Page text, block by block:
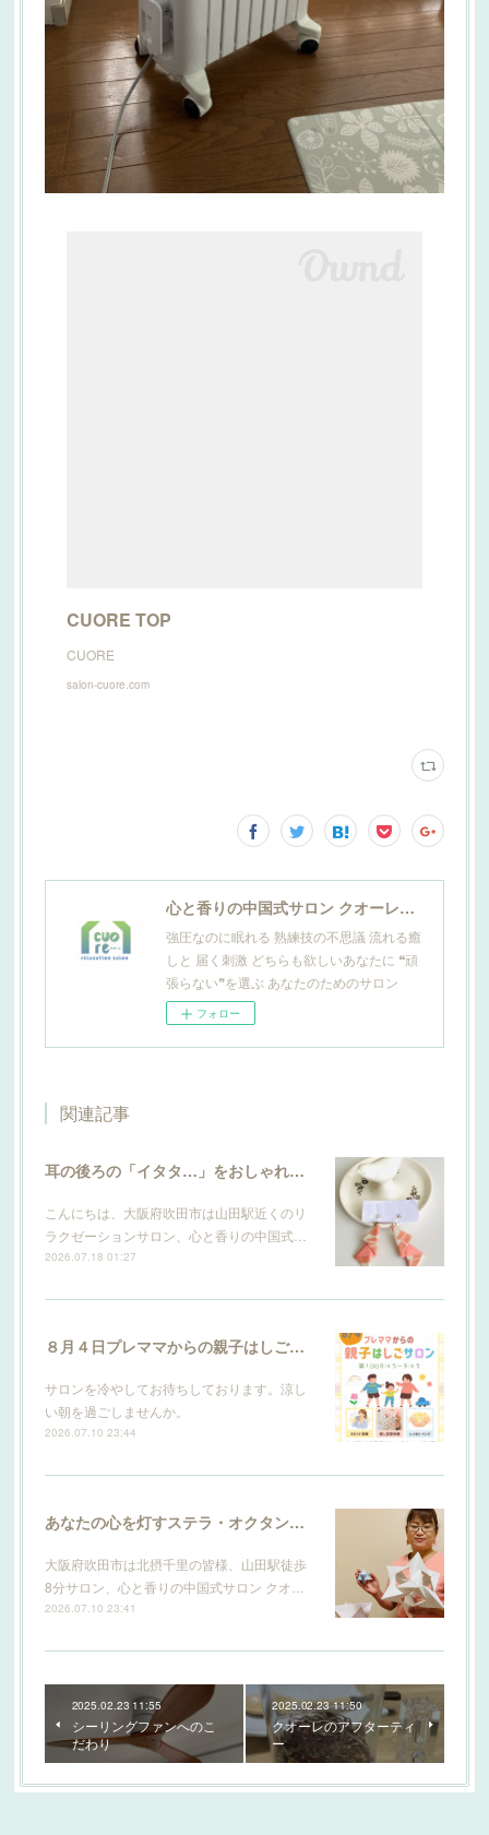
CUORE TOP
CUORE
salon-cuore.com
心と香りの中国式サロン クオーレ山田
強圧なのに眠れる 熟練技の不思議 流れる癒
しと 届く刺激 どちらも欲しいあなたに ❝頑
張らない❞を選ぶ あなたのためのサロン
フォロー
関連記事
耳の後ろの「イタタ…」をおしゃれにケア。サロン発のこだわり輪郭ピアスができました
こんにちは、大阪府吹田市は山田駅近くのリ
ラクゼーションサロン、心と香りの中国式…
2026.07.18 01:27
８月４日プレママからの親子はしごサロン
サロンを冷やしてお待ちしております。涼し
い朝を過ごしませんか。
2026.07.10 23:44
あなたの心を灯すステラ・オクタンギュラ
大阪府吹田市は北摂千里の皆様、山田駅徒歩
8分サロン、心と香りの中国式サロン クオ…
2026.07.10 23:41
2025.02.23 11:55
シーリングファンへのこ
だわり
2025.02.23 11:50
クオーレのアフターティ
ー